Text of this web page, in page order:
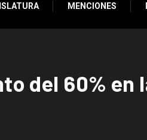
MENCIONES
del 60% en